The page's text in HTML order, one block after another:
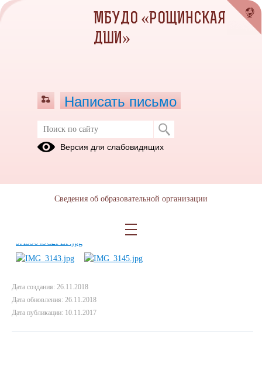
Патриотический концерт г.Санкт-
Петербург Дом молодежи
Дата создания: 26.11.2018
Дата обновления: 26.11.2018
Дата публикации: 10.11.2017
МБУДО «РОЩИНСКАЯ
ДШИ»
Написать письмо
Версия для слабовидящих
Сведения об образовательной организации